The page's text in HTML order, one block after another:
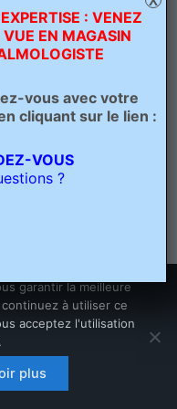
Grand Place | Crée
: VENEZ
EN MAGASIN
vous avec votre
cliquant sur le lien :
VOUS
?
garantir la meilleure
à utiliser ce
acceptez l'utilisation
plus